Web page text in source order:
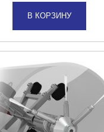
В КОРЗИНУ